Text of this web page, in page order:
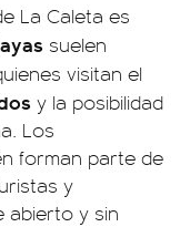
La Caleta es
suelen
visitan el
y la posibilidad
Los
forman parte de
y
abierto y sin